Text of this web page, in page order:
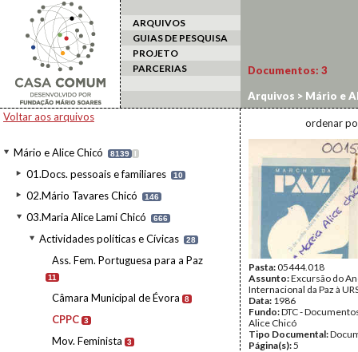
ARQUIVOS
GUIAS DE PESQUISA
PROJETO
PARCERIAS
Voltar aos arquivos
Mário e Alice Chicó 8139 I
01.Docs. pessoais e familiares 10
02.Mário Tavares Chicó 146
03.Maria Alice Lami Chicó 666
Actividades políticas e Cívicas 28
Ass. Fem. Portuguesa para a Paz
11
Câmara Municipal de Évora 8
CPPC 3
Mov. Feminista 3
Documentos: 3
Arquivos > Mário e
ordenar
Pasta:05444.018
Assunto:Excursão do
Internacional da Paz à
Data: 1986
Fundo:DTC -
Alice Chicó
Tipo Documental:
Página(s):5